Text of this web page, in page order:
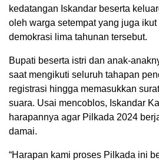
kedatangan Iskandar beserta
oleh warga setempat yang juga
demokrasi lima tahunan tersebut.
Bupati beserta istri dan anak-
saat mengikuti seluruh tahapan
registrasi hingga memasukkan
suara. Usai mencoblos, Iskandar
harapannya agar Pilkada 2024
damai.
“Harapan kami proses Pilkada ini